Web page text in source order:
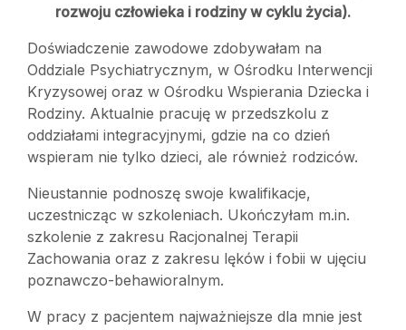
rozwoju człowieka i rodziny w cyklu życia).
Doświadczenie zawodowe zdobywałam na
Oddziale Psychiatrycznym, w Ośrodku Interwencji
Kryzysowej oraz w Ośrodku Wspierania Dziecka i
Rodziny. Aktualnie pracuję w przedszkolu z
oddziałami integracyjnymi, gdzie na co dzień
wspieram nie tylko dzieci, ale również rodziców.
Nieustannie podnoszę swoje kwalifikacje,
uczestnicząc w szkoleniach. Ukończyłam m.in.
szkolenie z zakresu Racjonalnej Terapii
Zachowania oraz z zakresu lęków i fobii w ujęciu
poznawczo-behawioralnym.
W pracy z pacjentem najważniejsze dla mnie jest